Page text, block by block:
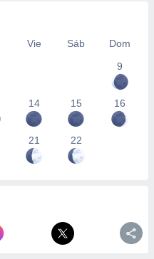
Vie Sáb
Dom
9
14 15 16
21 22